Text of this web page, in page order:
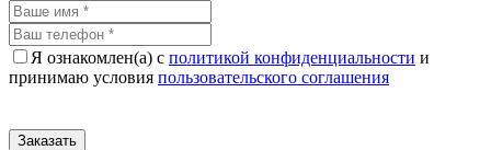
Я ознакомлен(а) с политикой конфиденциальности и
принимаю условия пользовательского соглашения